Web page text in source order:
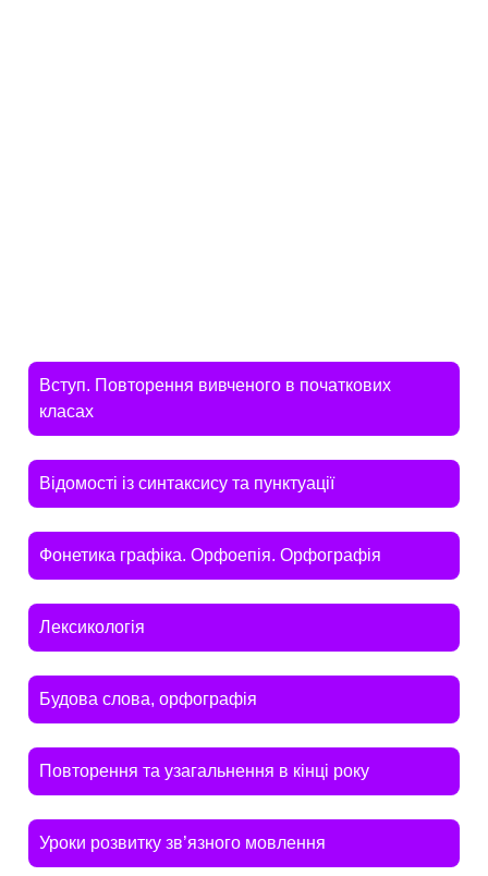
Вступ. Повторення вивченого в початкових
класах
Відомості із синтаксису та пунктуації
Фонетика графіка. Орфоепія. Орфографія
Лексикологія
Будова слова, орфографія
Повторення та узагальнення в кінці року
Уроки розвитку зв’язного мовлення